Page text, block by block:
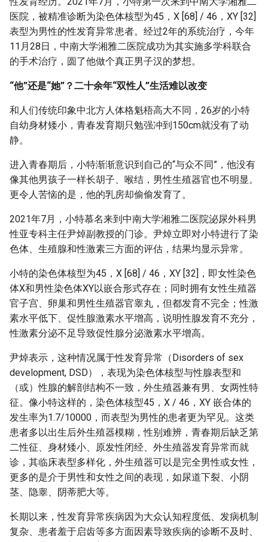
s
e
a
h
医院，被精准诊断为染色体核型为45，X [68] / 46，XY [32]
表型为男性的性发育异常患者。经过2年的系统治疗，今年
11月28日，中南大学湘雅二医院成功为其实施多学科联合
的手术治疗，圆了他做个真正男子汉的梦想。
“他”还是“她”？二十余年“双性人”生活难以改变
和人们传统印象中北方人体格魁梧高大不同，26岁的小特
自幼身材矮小，青春发育期只勉强冲到150cm就没有了动
静。
进入青春期后，小特渐渐意识到自己的“与众不同”，他没有
像其他男孩子一样长胡子、喉结，男性生殖器官也不明显。
更令人苦恼的是，他的乳房却偷偷发育了。
2021年7月，小特慕名来到中南大学湘雅二医院泌尿外科男
性亚专科主任尹焯副教授的门诊。尹焯立即对小特进行了染
色体、生殖腺和性激素三方面的评估，结果均显示异常。
小特的染色体核型为45，X [68] / 46，XY [32]，即女性染色
体X和男性染色体XY以嵌合形式存在；同时拥有女性生殖器
官子宫、卵巢和男性生殖器官睾丸，但都发育不完全；性激
素水平低下、促性腺激素水平增高，说明性腺发育不充分，
性激素分泌不足导致促性腺分泌激素水平增高。
尹焯表示，这种情况属于性发育异常（Disorders of sex
development, DSD），表现为染色体核型与性腺表型和
（或）性腺的解剖结构不一致，外生殖器兼有男、女两性特
征。像小特这样的，染色体核型45，X / 46，XY 嵌合体的
发生率为1.7/10000，而表型为男性的患者更为罕见。这类
患者多以出生后外生殖器模糊，性别难辨，青春期后缺乏第
二性征、身材矮小、原发性闭经、外生殖器发育异常而就
诊，其临床表型多样化，外生殖器可以是完全男性或女性，
更多的是介于男性和女性之间的表现，如尿道下裂、小阴
茎、隐睾、阴蒂肥大等。
长期以来，性发育异常疾病因为大众认知程度低、发病机制
复杂、患者羞于启齿等多方面因素导致疾病的诊断不及时、